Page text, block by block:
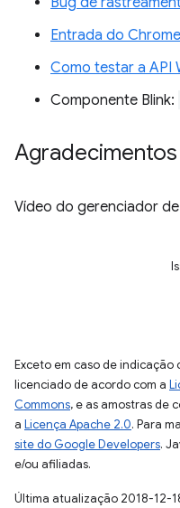
Entrada do
Como testar a API
Componente Blink:
Agradecimentos
Vídeo do gerenciador
Exceto em caso de
licenciado de acordo com a
Commons, e as amostras de
a Licença Apache 2.0. Para
site do Google Developers.
e/ou afiliadas.
Última atualização 2018-12-